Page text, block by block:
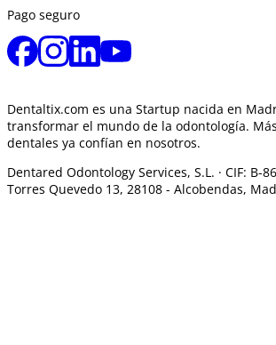
Pago seguro
Dentaltix.com es una Startup nacida en
transformar el mundo de la odontología.
dentales ya confían en nosotros.
Dentared Odontology Services, S.L. · CIF: B-
Torres Quevedo 13, 28108 - Alcobendas,